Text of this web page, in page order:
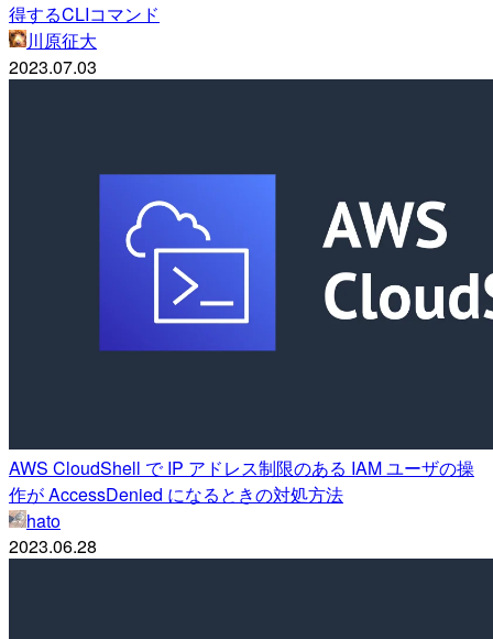
得するCLIコマンド
川原征大
2023.07.03
AWS CloudShell で IP アドレス制限のある IAM ユーザの操
作が AccessDenied になるときの対処方法
hato
2023.06.28